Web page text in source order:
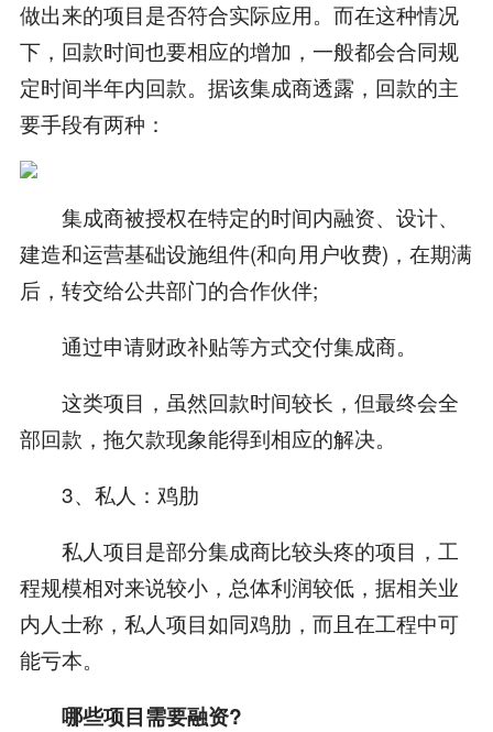
做出来的项目是否符合实际应用。而在这种情况
下，回款时间也要相应的增加，一般都会合同规
定时间半年内回款。据该集成商透露，回款的主
要手段有两种：
集成商被授权在特定的时间内融资、设计、
建造和运营基础设施组件(和向用户收费)，在期满
后，转交给公共部门的合作伙伴;
通过申请财政补贴等方式交付集成商。
这类项目，虽然回款时间较长，但最终会全
部回款，拖欠款现象能得到相应的解决。
3、私人：鸡肋
私人项目是部分集成商比较头疼的项目，工
程规模相对来说较小，总体利润较低，据相关业
内人士称，私人项目如同鸡肋，而且在工程中可
能亏本。
哪些项目需要融资?